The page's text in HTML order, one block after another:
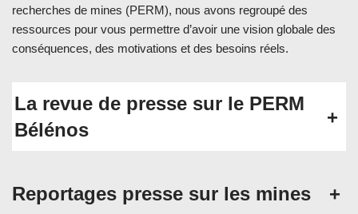
recherches de mines (PERM), nous avons regroupé des
ressources pour vous permettre d’avoir une vision globale des
conséquences, des motivations et des besoins réels.
La revue de presse sur le PERM
Bélénos
+
Reportages presse sur les mines +